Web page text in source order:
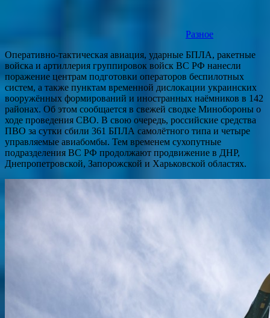
Разное
Оперативно-тактическая авиация, ударные БПЛА, ракетные
войска и артиллерия группировок войск ВС РФ нанесли
поражение центрам подготовки операторов беспилотных
систем, а также пунктам временной дислокации украинских
вооружённых формирований и иностранных наёмников в 142
районах. Об этом сообщается в свежей сводке Минобороны о
ходе проведения СВО. В свою очередь, российские средства
ПВО за сутки сбили 361 БПЛА самолётного типа и четыре
управляемые авиабомбы. Тем временем сухопутные
подразделения ВС РФ продолжают продвижение в ДНР,
Днепропетровской, Запорожской и Харьковской областях.